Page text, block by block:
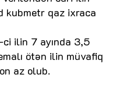
kubmetr qaz ixraca
ilin 7 ayında 3,5
ötən ilin müvafiq
az olub.